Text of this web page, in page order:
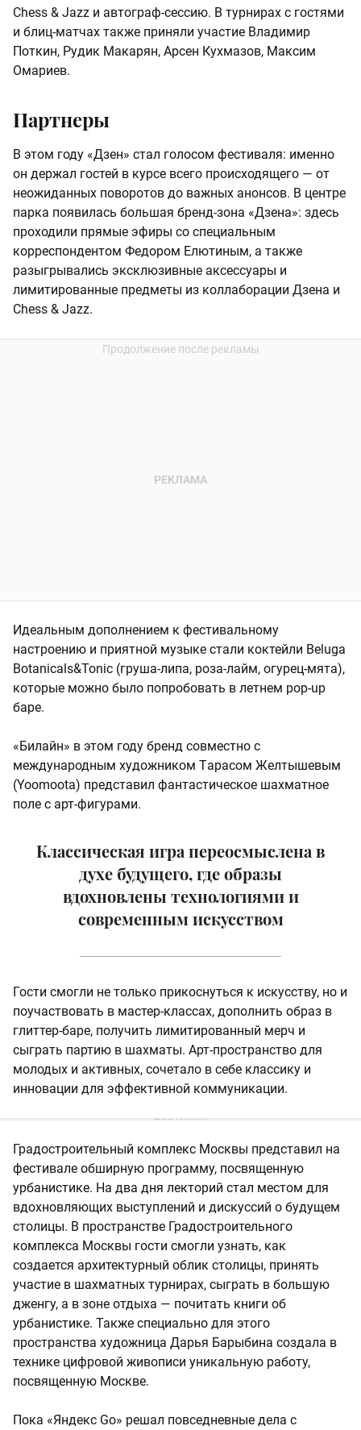
Chess & Jazz и автограф-сессию. В турнирах с гостями
и блиц-матчах также приняли участие Владимир
Поткин, Рудик Макарян, Арсен Кухмазов, Максим
Омариев.
Партнеры
В этом году «Дзен» стал голосом фестиваля: именно
он держал гостей в курсе всего происходящего — от
неожиданных поворотов до важных анонсов. В центре
парка появилась большая бренд-зона «Дзена»: здесь
проходили прямые эфиры со специальным
корреспондентом Федором Елютиным, а также
разыгрывались эксклюзивные аксессуары и
лимитированные предметы из коллаборации Дзена и
Chess & Jazz.
Идеальным дополнением к фестивальному
настроению и приятной музыке стали коктейли Beluga
Botanicals&Tonic (груша-липа, роза-лайм, огурец-мята),
которые можно было попробовать в летнем pop-up
баре.
«Билайн» в этом году бренд совместно с
международным художником Tарасом Желтышевым
(Yoomoota) представил фантастическое шахматное
поле с арт-фигурами.
Классическая игра переосмыслена в
духе будущего, где образы
вдохновлены технологиями и
современным искусством
Гости смогли не только прикоснуться к искусству, но и
поучаствовать в мастер-классах, дополнить образ в
глиттер-баре, получить лимитированный мерч и
сыграть партию в шахматы. Арт-пространство для
молодых и активных, сочетало в себе классику и
инновации для эффективной коммуникации.
Градостроительный комплекс Москвы представил на
фестивале обширную программу, посвященную
урбанистике. На два дня лекторий стал местом для
вдохновляющих выступлений и дискуссий о будущем
столицы. В пространстве Градостроительного
комплекса Москвы гости смогли узнать, как
создается архитектурный облик столицы, принять
участие в шахматных турнирах, сыграть в большую
дженгу, а в зоне отдыха — почитать книги об
урбанистике. Также специально для этого
пространства художница Дарья Барыбина создала в
технике цифровой живописи уникальную работу,
посвященную Москве.
Пока «Яндекс Go» решал повседневные дела с